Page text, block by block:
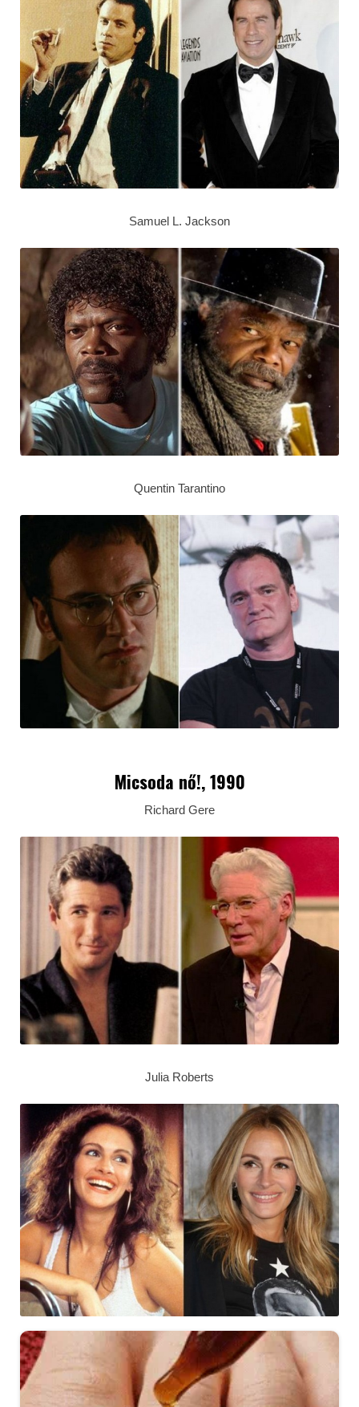
Samuel L. Jackson
Quentin Tarantino
Micsoda nő!, 1990
Richard Gere
Julia Roberts